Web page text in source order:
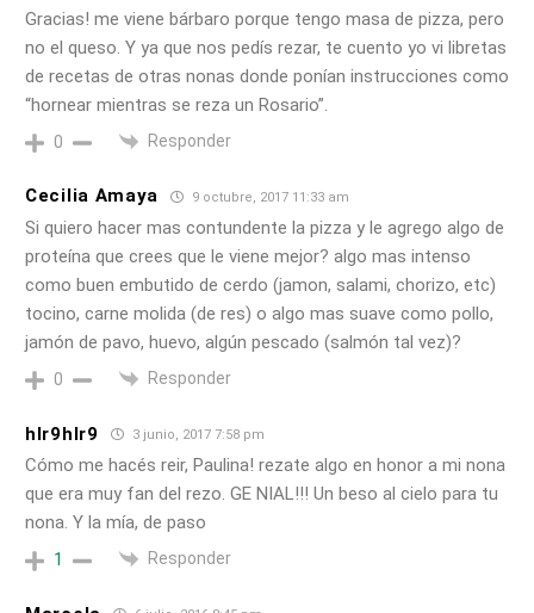
Gracias! me viene bárbaro porque tengo masa de pizza, pero
no el queso. Y ya que nos pedís rezar, te cuento yo vi libretas
de recetas de otras nonas donde ponían instrucciones como
“hornear mientras se reza un Rosario”.
0 Responder
Cecilia Amaya 9 octubre, 2017 11:33 am
Si quiero hacer mas contundente la pizza y le agrego algo de
proteína que crees que le viene mejor? algo mas intenso
como buen embutido de cerdo (jamon, salami, chorizo, etc)
tocino, carne molida (de res) o algo mas suave como pollo,
jamón de pavo, huevo, algún pescado (salmón tal vez)?
0 Responder
hlr9hlr9 3 junio, 2017 7:58 pm
Cómo me hacés reir, Paulina! rezate algo en honor a mi nona
que era muy fan del rezo. GE NIAL!!! Un beso al cielo para tu
nona. Y la mía, de paso
1 Responder